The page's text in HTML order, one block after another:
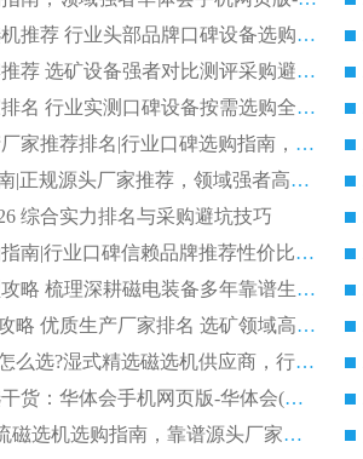
2026 选矿老板必看永磁筒磁选机推荐 行业头部品牌口碑设备选购全攻略
2026 高分永磁筒式磁选机品牌推荐 选矿设备强者对比测评采购避坑全攻略
2026 国内平板磁选机靠谱厂家排名 行业实测口碑设备按需选购全指南
2026 滚筒式除铁永磁滚筒生产厂家推荐排名|行业口碑选购指南，领域强者源头厂商精选
2026磁选机公司排行榜选购指南|正规源头厂家推荐，领域强者高性价比靠谱信赖品牌
综合实力排名与采购避坑技巧
2026 磁选机正规厂家排名选购指南|行业口碑信赖品牌推荐性价比高靠谱磁电企业
2026 矿山干式立式磁选机选型攻略 梳理深耕磁电装备多年靠谱生产厂商
2026干湿永磁矿山磁选机选型攻略 优质生产厂家排名 选矿领域高口碑品牌推荐指南
2026低耗湿式精​选磁选机厂家怎么选?湿式精选磁选机供应商，行业认可度较高生产厂家华体会手机网页版-华体会(中国) 全面解析
2026 选矿永磁筒式磁选机挑选干货：华体会手机网页版-华体会(中国) 源头厂，绿色高效实力出众
2026 高分选塑料 CTN 湿式顺流磁选机选购指南，靠谱源头厂家华体会手机网页版-华体会(中国) 详解